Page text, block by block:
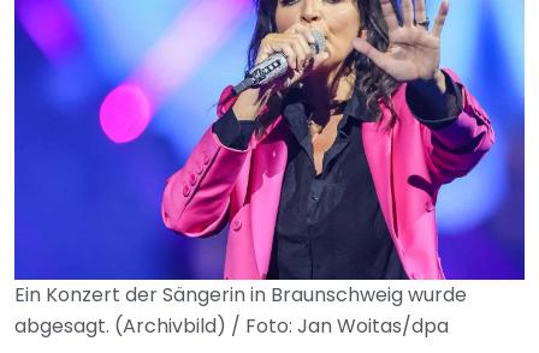
Ein Konzert der Sängerin in Braunschweig wurde
abgesagt. (Archivbild) / Foto: Jan Woitas/dpa